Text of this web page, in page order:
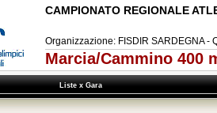
CAMPIONATO REGIONALE
Organizzazione: FISDIR SARDEGNA -
Marcia/Cammino 400
Liste x Gara